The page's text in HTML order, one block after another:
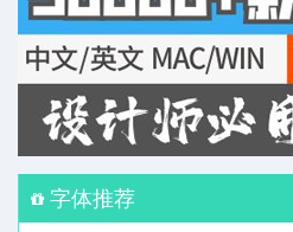
字体推荐